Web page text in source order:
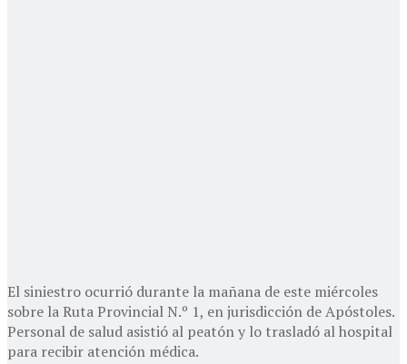
El siniestro ocurrió durante la mañana de este miércoles
sobre la Ruta Provincial N.º 1, en jurisdicción de Apóstoles.
Personal de salud asistió al peatón y lo trasladó al hospital
para recibir atención médica.